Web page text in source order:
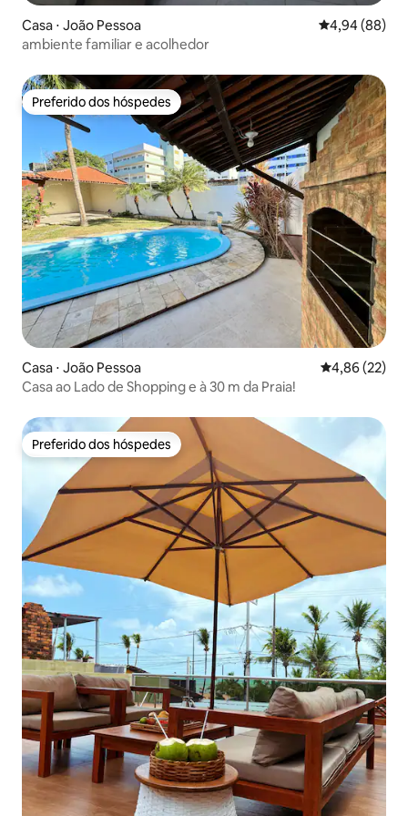
Casa ⋅ João Pessoa 4,94 de uma
4,94 (88)
ambiente familiar e acolhedor
Preferido dos hóspedes
Preferido dos hóspedes
Casa ⋅ João Pessoa 4,86 de uma
4,86 (22)
Casa ao Lado de Shopping e à 30 m da Praia!
Preferido dos hóspedes
Preferido dos hóspedes